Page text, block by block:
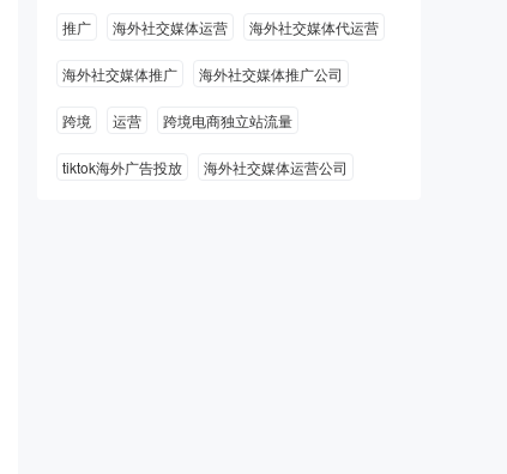
推广 海外社交媒体运营 海外社交媒体代运营
海外社交媒体推广 海外社交媒体推广公司
跨境 运营 跨境电商独立站流量
tiktok海外广告投放 海外社交媒体运营公司